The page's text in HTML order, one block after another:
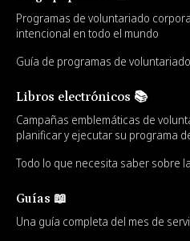
Programas de voluntariado
intencional en todo el mundo
Guía de programas de
Libros electrónicos 📚
Campañas emblemáticas de
planificar y ejecutar su programa
Todo lo que necesita saber sobre
Guías 📖
Una guía completa del mes de